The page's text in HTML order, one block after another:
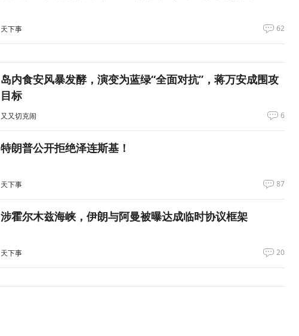
天下事 62
岛内食安风暴发酵，演变为蓝绿“全面对抗”，蒋万安成围攻
目标
又又切克闹 6
特朗普公开拒绝泽连斯基！
天下事 87
涉霍尔木兹海峡，伊朗与阿曼被曝达成临时协议框架
天下事 20